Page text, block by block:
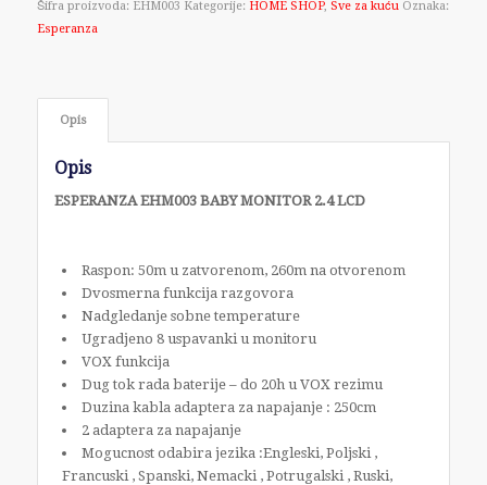
Šifra proizvoda: EHM003 Kategorije: HOME SHOP, Sve za kuću Oznaka:
Esperanza
Opis
Opis
ESPERANZA EHM003 BABY MONITOR 2.4 LCD
Raspon: 50m u zatvorenom, 260m na otvorenom
Dvosmerna funkcija razgovora
Nadgledanje sobne temperature
Ugradjeno 8 uspavanki u monitoru
VOX funkcija
Dug tok rada baterije – do 20h u VOX rezimu
Duzina kabla adaptera za napajanje : 250cm
2 adaptera za napajanje
Mogucnost odabira jezika :Engleski, Poljski ,
Francuski , Spanski, Nemacki , Potrugalski , Ruski,